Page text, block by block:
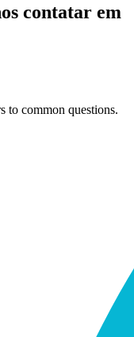
contatar em
to common questions.